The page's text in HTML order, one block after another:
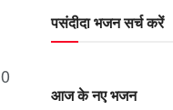
0
पसंदीदा भजन सर्च करें
आज के नए भजन